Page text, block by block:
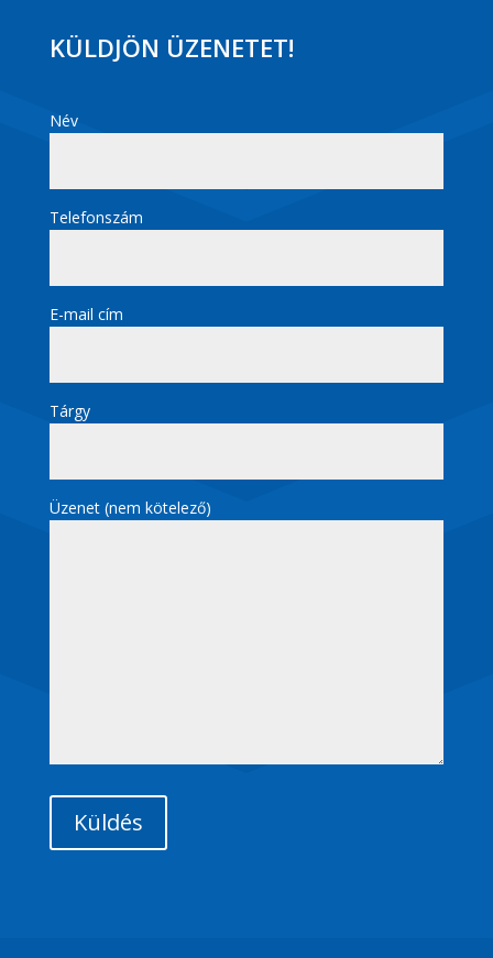
KÜLDJÖN ÜZENETET!
Név
Telefonszám
E-mail cím
Tárgy
Üzenet (nem kötelező)